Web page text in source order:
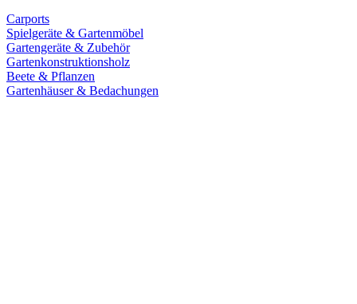
Carports
Spielgeräte & Gartenmöbel
Gartengeräte & Zubehör
Gartenkonstruktionsholz
Beete & Pflanzen
Gartenhäuser & Bedachungen